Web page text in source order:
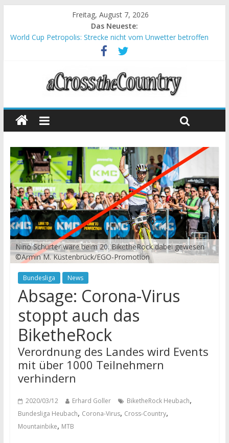
Freitag, August 7, 2026
Das Neueste:
World Cup Petropolis: Strecke nicht vom Unwetter betroffen
Krumbach und Obergessertshausen: Mountainbike-Bundesliga
Supercup Massi Banyoles: Siege für Carod und Richards
Halbzeit beim Andalucia Bike Race: Weltmeister Seewald führt
Chelva: Schweizer Doppelsieg beim ersten XCO-Rennen der
Nino Schurter wäre beim 20. BiketheRock dabei gewesen
©Armin M. Küstenbrück/EGO-Promotion
Bundesliga News
Absage: Corona-Virus
stoppt auch das
BiketheRock
Verordnung des Landes wird Events
mit über 1000 Teilnehmern
verhindern
2020/03/12 Erhard Goller BiketheRock Heubach,
Bundesliga Heubach, Corona-Virus, Cross-Country,
Mountainbike, MTB